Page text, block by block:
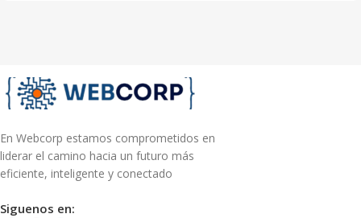
En Webcorp estamos comprometidos en
liderar el camino hacia un futuro más
eficiente, inteligente y conectado
Siguenos en: